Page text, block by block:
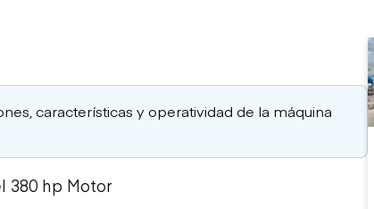
características y operatividad de la máquina
380 hp Motor